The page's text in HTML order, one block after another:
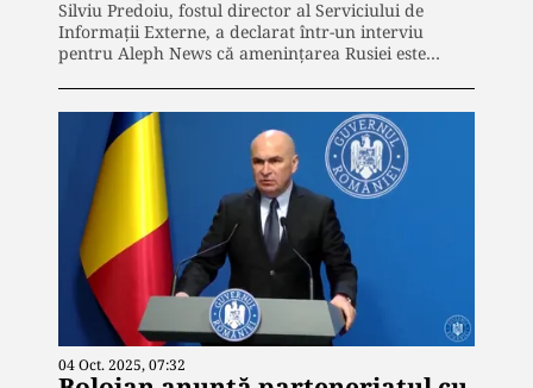
Silviu Predoiu, fostul director al Serviciului de
Informații Externe, a declarat într-un interviu
pentru Aleph News că amenințarea Rusiei este…
04 Oct. 2025, 07:32